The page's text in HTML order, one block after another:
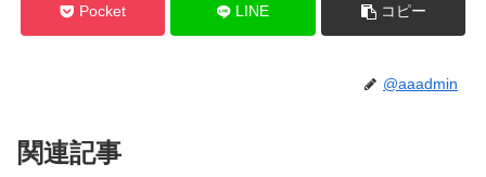
Pocket LINE コピー
@aaadmin
関連記事